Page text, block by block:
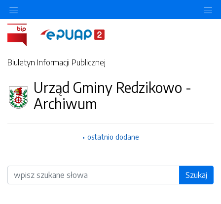
Biuletyn Informacji Publicznej
Urząd Gminy Redzikowo -
Archiwum
ostatnio dodane
Wyszukiwarka Szukaj